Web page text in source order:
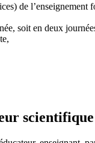
de
soit en deux
scientifique